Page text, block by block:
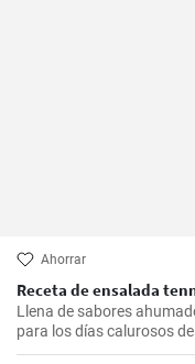
Ahorrar
Receta de ensalada
Llena de sabores
para los días calurosos